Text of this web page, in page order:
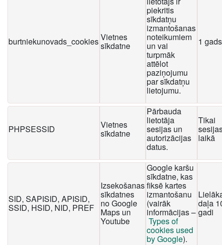
burtniekunovads_cookiesVietnes
sīkdatne
piekritis
sīkdatņu
izmantošanas
noteikumiem
un vai
turpmāk
attēlot
paziņojumu
par sīkdatņu
lietojumu.
1 gads
PHPSESSID Vietnes
sīkdatne
Pārbauda
lietotāja
sesijas un
autorizācijas
datus.
Tikai
laikā
SID, SAPISID, APISID,
SSID, HSID, NID, PREF
Izsekošanas
sīkdatnes
no Google
Maps un
Youtube
Google karšu
sīkdatne, kas
fiksē kartes
izmantošanu
(vairāk
informācijas –
Types of
cookies used
by Google).
daļa
gadi